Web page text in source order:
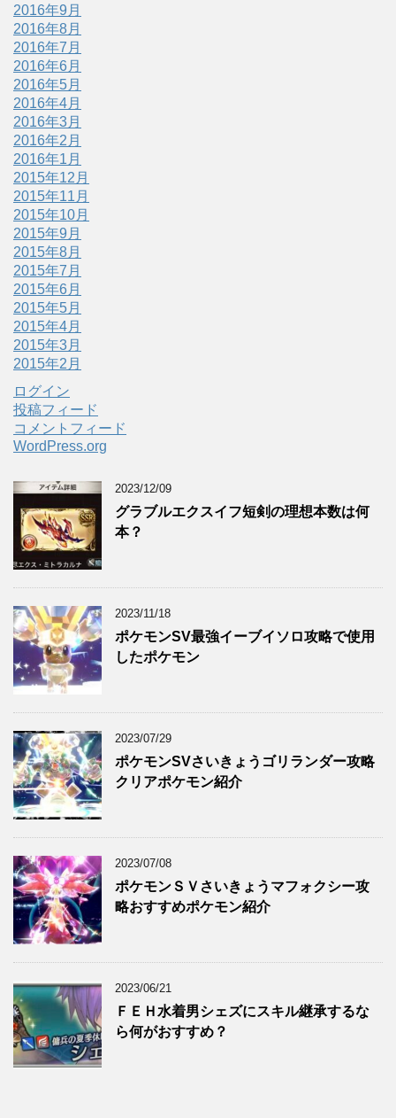
2016年9月
2016年8月
2016年7月
2016年6月
2016年5月
2016年4月
2016年3月
2016年2月
2016年1月
2015年12月
2015年11月
2015年10月
2015年9月
2015年8月
2015年7月
2015年6月
2015年5月
2015年4月
2015年3月
2015年2月
ログイン
投稿フィード
コメントフィード
WordPress.org
2023/12/09
グラブルエクスイフ短剣の理想本数は何
本？
2023/11/18
ポケモンSV最強イーブイソロ攻略で使用
したポケモン
2023/07/29
ポケモンSVさいきょうゴリランダー攻略
クリアポケモン紹介
2023/07/08
ポケモンＳＶさいきょうマフォクシー攻
略おすすめポケモン紹介
2023/06/21
ＦＥＨ水着男シェズにスキル継承するな
ら何がおすすめ？